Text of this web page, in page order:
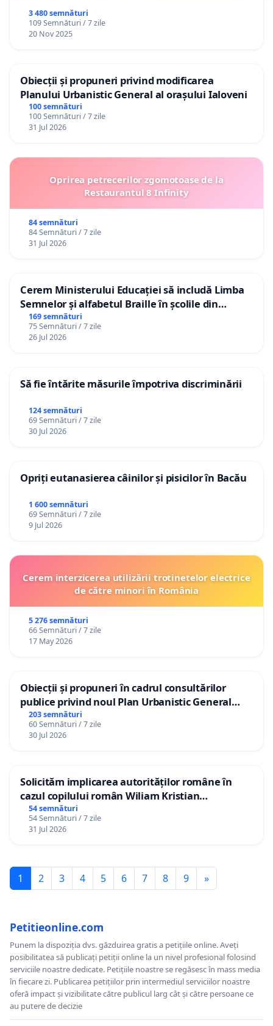
3 480 semnături
109 Semnături / 7 zile
20 Nov 2025
Obiecții și propuneri privind modificarea
Planului Urbanistic General al orașului Ialoveni
100 semnături
100 Semnături / 7 zile
31 Jul 2026
Oprirea petrecerilor zgomotoase de la
Restaurantul 8 Infinity
84 semnături
84 Semnături / 7 zile
31 Jul 2026
Cerem Ministerului Educației să includă Limba
Semnelor și alfabetul Braille în școlile din
Republica Moldova!
169 semnături
75 Semnături / 7 zile
26 Jul 2026
Să fie întărite măsurile împotriva discriminării
124 semnături
69 Semnături / 7 zile
30 Jul 2026
Opriți eutanasierea câinilor și pisicilor în Bacău
1 600 semnături
69 Semnături / 7 zile
9 Jul 2026
Cerem interzicerea utilizării trotinetelor electrice
de către minori în România
5 276 semnături
66 Semnături / 7 zile
17 May 2026
Obiecții și propuneri în cadrul consultărilor
publice privind noul Plan Urbanistic General
(PUG) Ialoveni
203 semnături
60 Semnături / 7 zile
30 Jul 2026
Solicităm implicarea autorităților române în
cazul copilului român Wiliam Kristian
Gheorghe, aflat în plasament în Danemarca de
12 ani
54 semnături
54 Semnături / 7 zile
31 Jul 2026
1 2 3 4 5 6 7 8 9 »
Petitieonline.com
Punem la dispoziția dvs. găzduirea gratis a petițiile online. Aveți
posibilitatea să publicați petiții online la un nivel profesional folosind
serviciile noastre dedicate. Petițiile noastre se regăsesc în mass media
în fiecare zi. Publicarea petițiilor prin intermediul serviciilor noastre
oferă impact și vizibilitate către publicul larg cât și către persoane ce
au putere de decizie